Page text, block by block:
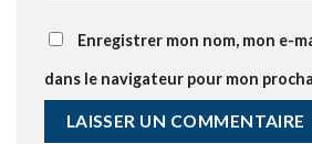
Enregistrer mon nom, mon e-
dans le navigateur pour mon